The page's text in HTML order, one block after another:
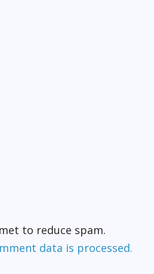
to reduce spam.
data is processed.